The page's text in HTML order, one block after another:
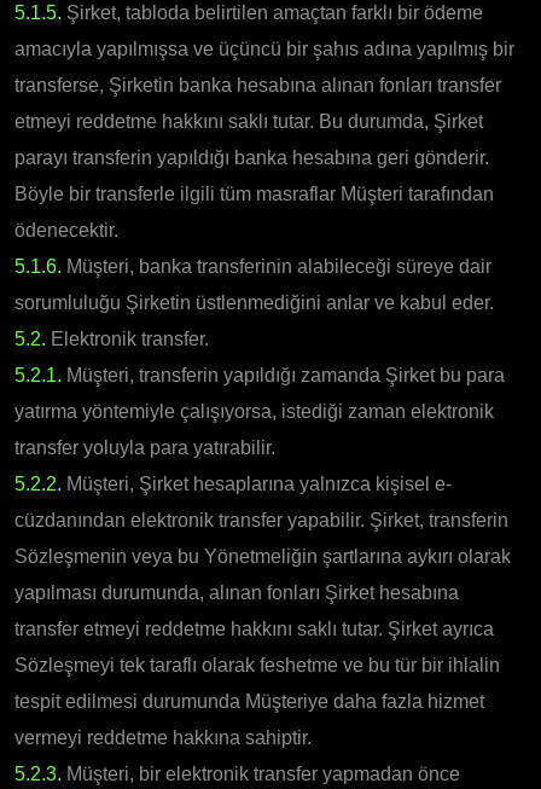
5.1.5. Şirket, tabloda belirtilen amaçtan farklı bir ödeme
amacıyla yapılmışsa ve üçüncü bir şahıs adına yapılmış bir
transferse, Şirketin banka hesabına alınan fonları transfer
etmeyi reddetme hakkını saklı tutar. Bu durumda, Şirket
parayı transferin yapıldığı banka hesabına geri gönderir.
Böyle bir transferle ilgili tüm masraflar Müşteri tarafından
ödenecektir.
5.1.6. Müşteri, banka transferinin alabileceği süreye dair
sorumluluğu Şirketin üstlenmediğini anlar ve kabul eder.
5.2. Elektronik transfer.
5.2.1. Müşteri, transferin yapıldığı zamanda Şirket bu para
yatırma yöntemiyle çalışıyorsa, istediği zaman elektronik
transfer yoluyla para yatırabilir.
5.2.2. Müşteri, Şirket hesaplarına yalnızca kişisel e-
cüzdanından elektronik transfer yapabilir. Şirket, transferin
Sözleşmenin veya bu Yönetmeliğin şartlarına aykırı olarak
yapılması durumunda, alınan fonları Şirket hesabına
transfer etmeyi reddetme hakkını saklı tutar. Şirket ayrıca
Sözleşmeyi tek taraflı olarak feshetme ve bu tür bir ihlalin
tespit edilmesi durumunda Müşteriye daha fazla hizmet
vermeyi reddetme hakkına sahiptir.
5.2.3. Müşteri, bir elektronik transfer yapmadan önce